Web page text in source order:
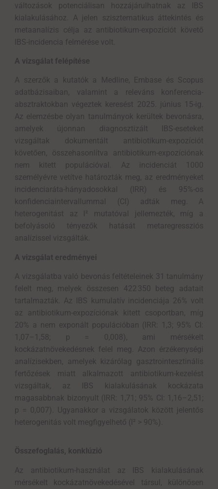
változások potenciálisan hozzájárulhatnak az IBS
kialakulásához. A jelen szisztematikus áttekintés és
metaanalízis célja az antibiotikum-expozíciót követő
IBS-incidencia felmérése volt.
A vizsgálat felépítése
A szerzők a kutatók a Medline, Embase és Scopus
adatbázisaiban, valamint a releváns konferencia-
absztraktokban végeztek keresést 2025. június 15-ig.
Az elemzésbe olyan tanulmányok kerültek bevonásra,
amelyek újonnan diagnosztizált IBS-eseteket
vizsgáltak dokumentált antibiotikum-expozíciót
követően, összehasonlítva antibiotikum-expozíciónak
nem kitett populációval. Az incidenciát 1000
személyévre vetítve határozták meg, az eredményeket
incidenciaráta-hányadosokkal (IRR) és 95%-os
konfidenciaintervallummal (CI) adták meg. A
heterogenitást az I² mutatóval jellemezték, míg a
befolyásoló tényezők hatását metaregressziós
analízissel vizsgálták.
A vizsgálat eredményei
A vizsgálatba való bevonás feltételeinek 31 tanulmány
felelt meg, melyek összesen 422 350 beteg adatait
tartalmazták. Az IBS kumulatív incidenciája 26% volt
az antibiotikum-expozíciónak kitett csoportban, míg
20% a nem exponált populációban (IRR: 1,3; 95% CI:
1,07–1,58; p = 0,008), ami mérsékelt
kockázatnövekedésnek felel meg. Azon érzékenységi
analízisekben, amelyek kizárólag gasztrointesztinális
fertőzések miatt alkalmazott antibiotikum-kezelést
vizsgáltak, az IBS kialakulásának kockázata
magasabbnak bizonyult (IRR: 1,71; 95% CI: 1,16–2,51;
p = 0,007). Ugyanakkor a vizsgálatok között jelentős
heterogenitás volt megfigyelhető (I² > 90%).
Összefoglalás, konklúzió
Az antibiotikum-használat az IBS kialakulásának
mérsékelt kockázatnövekedésével társul, különösen